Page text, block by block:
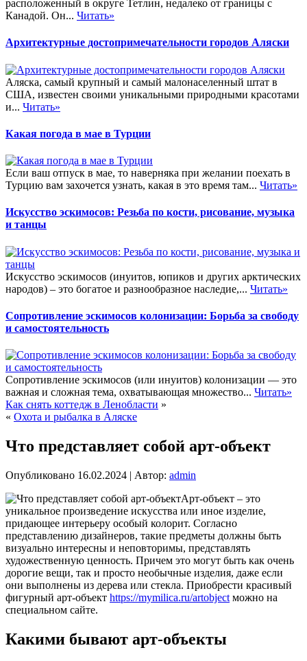
расположенный в округе Тетлин, недалеко от границы с
Канадой. Он... Читать»
Архитектурные достопримечательности городов Аляски
Аляска, самый крупный и самый малонаселенный штат в
США, известен своими уникальными природными красотами
и... Читать»
Какая погода в мае в Турции
Если ваш отпуск в мае, то наверняка при желании поехать в
Турцию вам захочется узнать, какая в это время там... Читать»
Искусство эскимосов: Резьба по кости, рисование, музыка
и танцы
Искусство эскимосов (инуитов, юпиков и других арктических
народов) – это богатое и разнообразное наследие,... Читать»
Сопротивление эскимосов колонизации: Борьба за свободу
и самостоятельность
Сопротивление эскимосов (или инуитов) колонизации — это
важная и сложная тема, охватывающая множество... Читать»
Как снять коттедж в Ленобласти »
« Охота и рыбалка в Аляске
Что представляет собой арт-объект
Опубликовано 16.02.2024 | Автор: admin
Арт-объект – это
уникальное произведение искусства или иное изделие,
придающее интерьеру особый колорит. Согласно
представлению дизайнеров, такие предметы должны быть
визуально интересны и неповторимы, представлять
художественную ценность. Причем это могут быть как очень
дорогие вещи, так и просто необычные изделия, даже если
они выполнены из дерева или стекла. Приобрести красивый
фигурный арт-объект https://mymilica.ru/artobject можно на
специальном сайте.
Какими бывают арт-объекты